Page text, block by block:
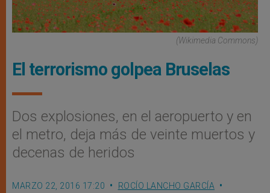
(Wikimedia Commons)
El terrorismo golpea Bruselas
Dos explosiones, en el aeropuerto y en
el metro, deja más de veinte muertos y
decenas de heridos
MARZO 22, 2016 17:20
ROCÍO LANCHO GARCÍA